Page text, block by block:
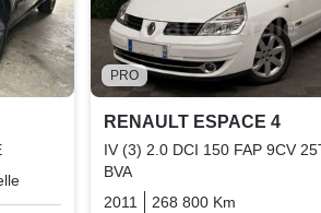
PRO
RENAULT ESPACE 4
IV (3) 2.0 DCI 150 FAP 9CV
BVA
2011
268 800 Km